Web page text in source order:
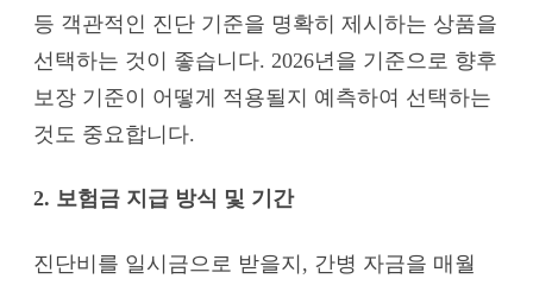
등 객관적인 진단 기준을 명확히 제시하는 상품을
선택하는 것이 좋습니다. 2026년을 기준으로 향후
보장 기준이 어떻게 적용될지 예측하여 선택하는
것도 중요합니다.
2. 보험금 지급 방식 및 기간
진단비를 일시금으로 받을지, 간병 자금을 매월